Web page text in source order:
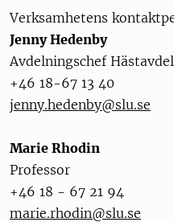
Verksamhetens
Jenny Hedenby
Avdelningschef
+46 18-67 13 40
jenny.hedenby@slu.se
Marie Rhodin
Professor
+46 18 - 67 21 94
marie.rhodin@slu.se